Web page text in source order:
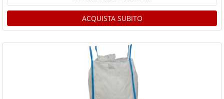
ACQUISTA SUBITO